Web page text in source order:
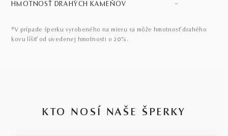
HMOTNOSŤ DRAHÝCH KAMEŇOV –
*V prípade šperku vyrobeného na mieru sa môže hmotnosť drahého
kovu líšiť od uvedenej hmotnosti o 20%.
KTO NOSÍ NAŠE ŠPERKY